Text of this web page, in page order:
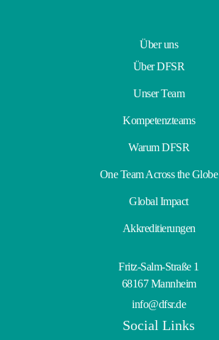
Über uns
Über DFSR
Unser Team
Kompetenzteams
Warum DFSR
One Team Across the Globe
Global Impact
Akkreditierungen
Fritz-Salm-Straße 1
68167 Mannheim
info@dfsr.de
Social Links